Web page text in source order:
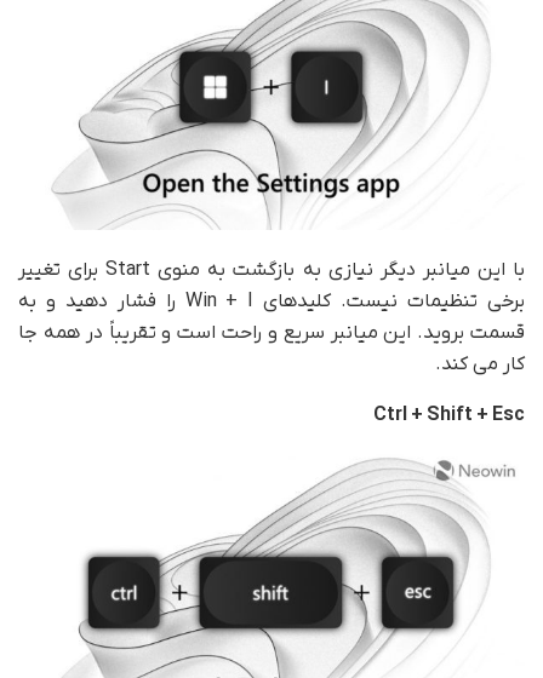
با این میانبر دیگر نیازی به بازگشت به منوی Start برای تغییر
برخی تنظیمات نیست. کلیدهای Win + I را فشار دهید و به
قسمت بروید. این میانبر سریع و راحت است و تقریباً در همه جا
کار می کند.
Ctrl + Shift + Esc